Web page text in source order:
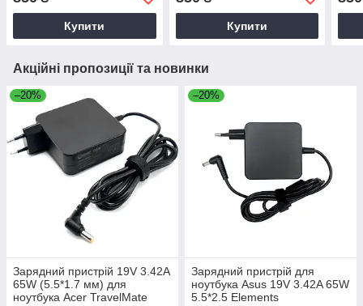
Купити Купити
Акційні пропозиції та новинки
–20%
Зарядний пристрій 19V 3.42A
65W (5.5*1.7 мм) для
ноутбука Acer TravelMate
–20%
Зарядний пристрій для
ноутбука Asus 19V 3.42A 65W
5.5*2.5 Elements